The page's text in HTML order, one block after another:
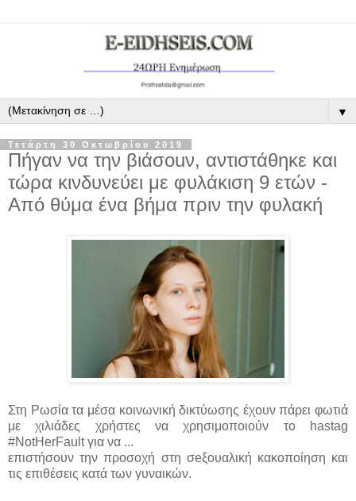
▼
Τετάρτη 30 Οκτωβρίου 2019
Πήγαν να την βιάσοuν, αντιστάθηκε και
τώρα κινδυνεύει με φυλάκιση 9 ετών -
Από θύμα ένα βήμα πριν την φυλακή
Στη Ρωσία τα μέσα κοινωνική δικτύωσης έχουν πάρει φωτιά
με χιλιάδες χρήστες να χρησιμοποιούν το hastag
#NotHerFault για να ...
επιστήσουν την προσοχή στη σeξουαλική κακοποίηση και
τις επιθέσεις κατά των γυναικών.